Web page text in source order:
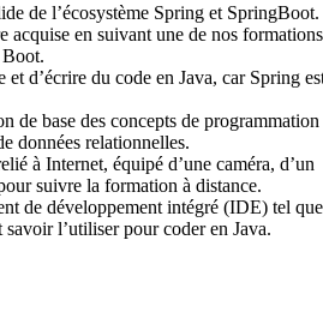
de l’écosystème Spring et SpringBoot.
acquise en suivant une de nos formations
et d’écrire du code en Java, car Spring
de base des concepts de programmation
données relationnelles.
à Internet, équipé d’une caméra, d’un
suivre la formation à distance.
de développement intégré (IDE) tel que
l’utiliser pour coder en Java.